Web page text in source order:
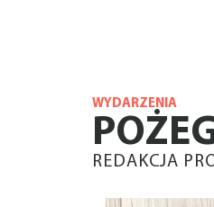
WYDARZENIA
REDAKCJA